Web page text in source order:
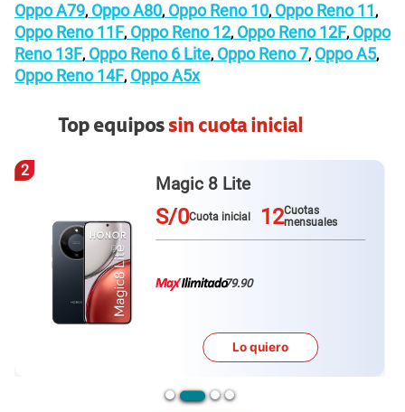
Oppo A79, Oppo A80, Oppo Reno 10, Oppo Reno 11 ,
Oppo Reno 11F, Oppo Reno 12, Oppo Reno 12F, Oppo
Reno 13F, Oppo Reno 6 Lite, Oppo Reno 7, Oppo A5,
Oppo Reno 14F, Oppo A5x
Top equipossin cuota inicial
Magic 8 Lite
S/0 Cuota inicial 12Cuotas
mensuales
79.90
Lo quiero